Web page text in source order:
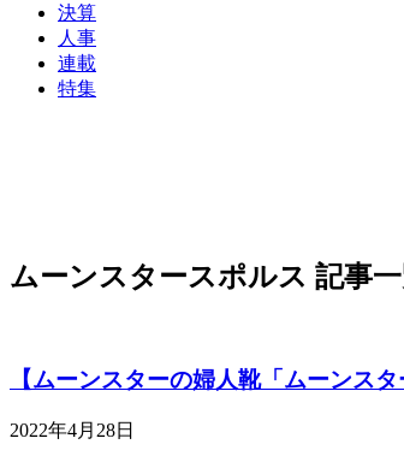
決算
人事
連載
特集
ムーンスタースポルス 記事
【ムーンスターの婦人靴「ムーンス
2022年4月28日